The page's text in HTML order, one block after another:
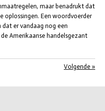
maar benadrukt dat
oplossingen. Een woordvoerder
er vandaag nog een
Amerikaanse handelsgezant
Volgende »